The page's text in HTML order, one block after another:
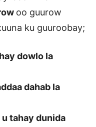
oo guurow
ku guuroobay;
dowlo la
dahab la
tahay dunida